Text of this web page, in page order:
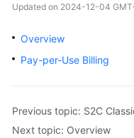
Overview
Billing
Started
Updated on 2024-12-04
Overview
Pay-per-Use Billing
Previous topic: S2C
Next topic: Overview